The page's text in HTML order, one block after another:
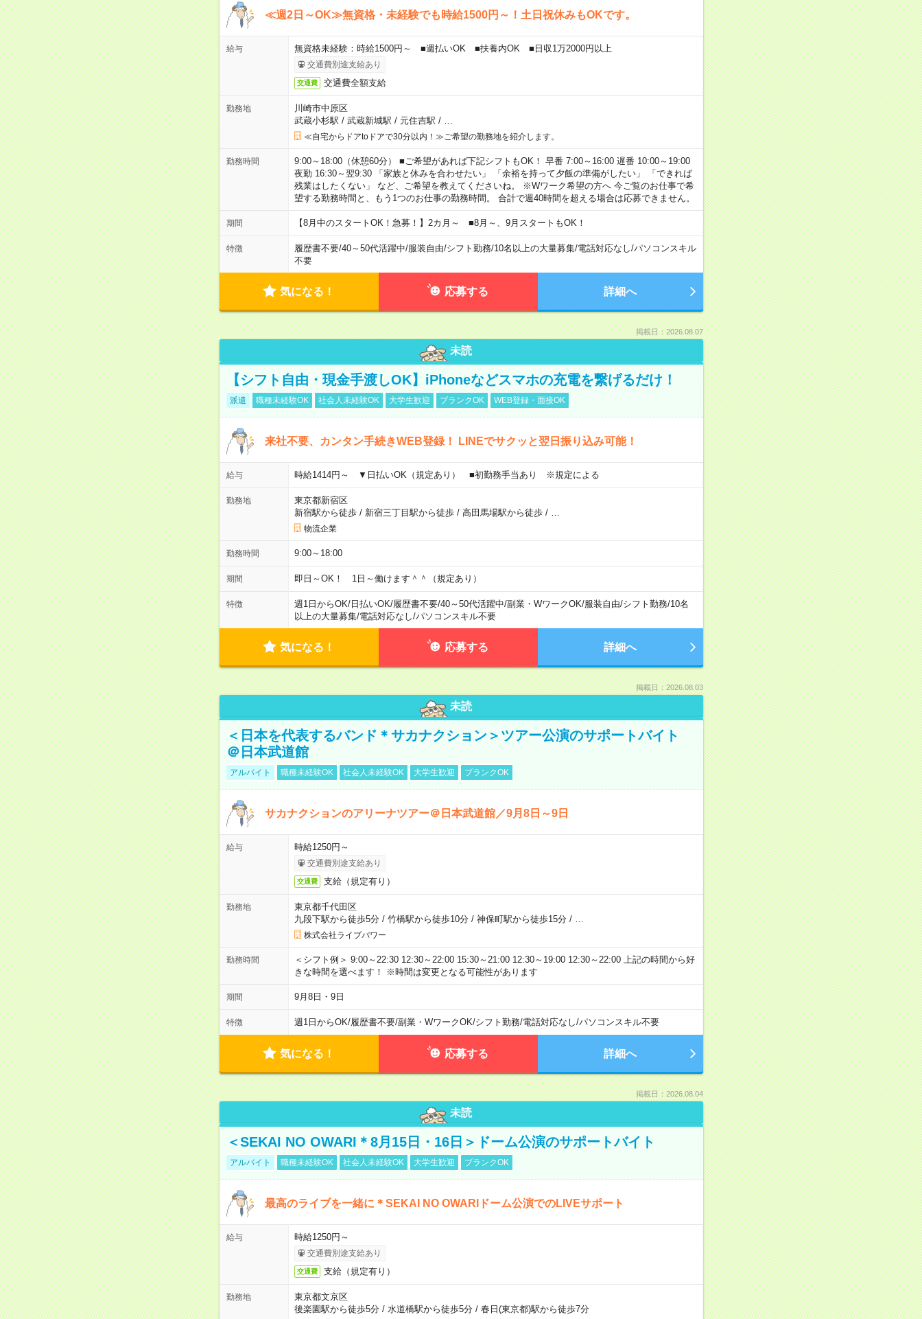
≪週2日～OK≫無資格・未経験でも時給1500円～！土日祝休みもOKです。
給与 無資格未経験：時給1500円～ ■週払いOK ■扶養内OK ■日収1万2000円以上
交通費別途支給あり
交通費 交通費全額支給
勤務地
川崎市中原区
武蔵小杉駅 / 武蔵新城駅 / 元住吉駅 /
≪自宅からドアtoドアで30分以内！≫ご希望の勤務地を紹介します。
勤務時間
9:00～18:00（休憩60分） ■ご希望があれば下記シフトもOK！ 早番 7:00～16:00 遅番 10:00～19:00
夜勤 16:30～翌9:30 「家族と休みを合わせたい」 「余裕を持って夕飯の準備がしたい」 「できれば
残業はしたくない」 など、ご希望を教えてくださいね。 ※Wワーク希望の方へ 今ご覧のお仕事で希
望する勤務時間と、もう1つのお仕事の勤務時間。 合計で週40時間を超える場合は応募できません。
期間 【8月中のスタートOK！急募！】2カ月～ ■8月～、9月スタートもOK！
特徴 履歴書不要/40～50代活躍中/服装自由/シフト勤務/10名以上の大量募集/電話対応なし/パソコンスキル
不要
気になる！ 応募する 詳細へ
掲載日：2026.08.07
未読
【シフト自由・現金手渡しOK】iPhoneなどスマホの充電を繋げるだけ！
派遣 職種未経験OK 社会人未経験OK 大学生歓迎 ブランクOK WEB登録・面接OK
来社不要、カンタン手続きWEB登録！ LINEでサクッと翌日振り込み可能！
給与 時給1414円～ ▼日払いOK（規定あり） ■初勤務手当あり ※規定による
勤務地
東京都新宿区
新宿駅から徒歩/ 新宿三丁目駅から徒歩/ 高田馬場駅から徒歩/
物流企業
勤務時間 9:00～18:00
期間 即日～OK！ 1日～働けます＾＾（規定あり）
特徴 週1日からOK/日払いOK/履歴書不要/40～50代活躍中/副業・WワークOK/服装自由/シフト勤務/10名
以上の大量募集/電話対応なし/パソコンスキル不要
気になる！ 応募する 詳細へ
掲載日：2026.08.03
未読
＜日本を代表するバンド＊サカナクション＞ツアー公演のサポートバイト
＠日本武道館
アルバイト 職種未経験OK 社会人未経験OK 大学生歓迎 ブランクOK
サカナクションのアリーナツアー＠日本武道館／9月8日～9日
給与 時給1250円～
交通費別途支給あり
交通費 支給（規定有り）
勤務地
東京都千代田区
九段下駅から徒歩5分/ 竹橋駅から徒歩10分/ 神保町駅から徒歩15分/
株式会社ライブパワー
勤務時間
＜シフト例＞ 9:00～22:30 12:30～22:00 15:30～21:00 12:30～19:00 12:30～22:00 上記の時間から好
きな時間を選べます！ ※時間は変更となる可能性があります
期間 9月8日・9日
特徴 週1日からOK/履歴書不要/副業・WワークOK/シフト勤務/電話対応なし/パソコンスキル不要
気になる！ 応募する 詳細へ
掲載日：2026.08.04
未読
＜SEKAI NO OWARI＊8月15日・16日＞ドーム公演のサポートバイト
アルバイト 職種未経験OK 社会人未経験OK 大学生歓迎 ブランクOK
最高のライブを一緒に＊SEKAI NO OWARIドーム公演でのLIVEサポート
給与 時給1250円～
交通費別途支給あり
交通費 支給（規定有り）
勤務地
東京都文京区
後楽園駅から徒歩5分/ 水道橋駅から徒歩5分/ 春日(東京都)駅から徒歩7分